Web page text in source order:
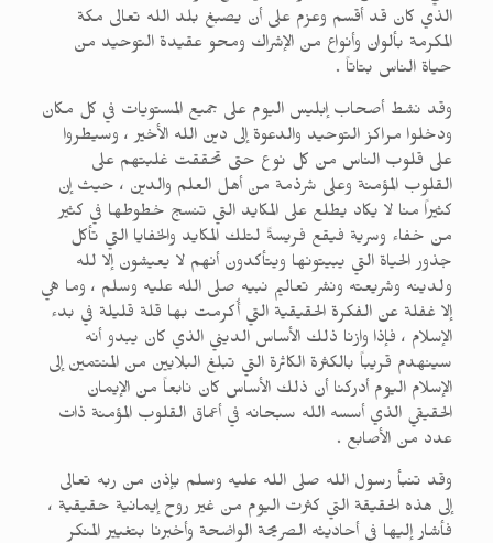
الذي كان قد أقسم وعزم على أن يصبغ بلد الله تعالى مكة
المكرمة بألوان وأنواع من الإشراك ومحو عقيدة التوحيد من
حياة الناس بتاتاً .
وقد نشط أصحاب إبليس اليوم على جميع المستويات في كل مكان
ودخلوا مراكز التوحيد والدعوة إلى دين الله الأخير ، وسيطروا
على قلوب الناس من كل نوع حتى تحققت غلبتهم على
القلوب المؤمنة وعلى شرذمة من أهل العلم والدين ، حيث إن
كثيراً منا لا يكاد يطلع على المكايد التي تنسج خطوطها في كثير
من خفاء وسرية فيقع فريسةً لتلك المكايد والخفايا التي تأكل
جذور الحياة التي يبيتونها ويتأكدون أنهم لا يعيشون إلا لله
ولدينه وشريعته ونشر تعاليم نبيه صلى الله عليه وسلم ، وما هي
إلا غفلة عن الفكرة الحقيقية التي أُكرمت بها قلة قليلة في بدء
الإسلام ، فإذا وازنا ذلك الأساس الديني الذي كان يبدو أنه
سينهدم قريباً بالكثرة الكاثرة التي تبلغ البلايين من المنتمين إلى
الإسلام اليوم أدركنا أن ذلك الأساس كان نابعاً من الإيمان
الحقيقي الذي أسسه الله سبحانه في أعماق القلوب المؤمنة ذات
عدد من الأصابع .
وقد تنبأ رسول الله صلى الله عليه وسلم بإذن من ربه تعالى
إلى هذه الحقيقة التي كثرت اليوم من غير روح إيمانية حقيقية ،
فأشار إليها في أحاديثه الصريحة الواضحة وأخبرنا بتغيير المنكر